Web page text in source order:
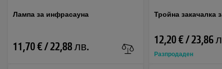
Лампа за инфрасауна
11,70 € / 22,88 лв.
Тройна закачалка
12,20 € / 23,86
Разпродаден